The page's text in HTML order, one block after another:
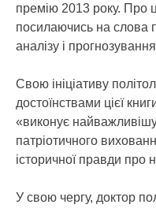
премію 2013 року. Про
посилаючись на слова
аналізу і
Свою ініціативу
достоїнствами цієї
«виконує
патріотичного
історичної правди про
У свою чергу, доктор